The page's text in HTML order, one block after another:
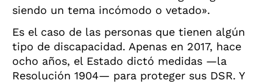
siendo un tema incómodo o vetado».
Es el caso de las personas que tienen algún
tipo de discapacidad. Apenas en 2017, hace
ocho años, el Estado dictó medidas —la
Resolución 1904— para proteger sus DSR. Y